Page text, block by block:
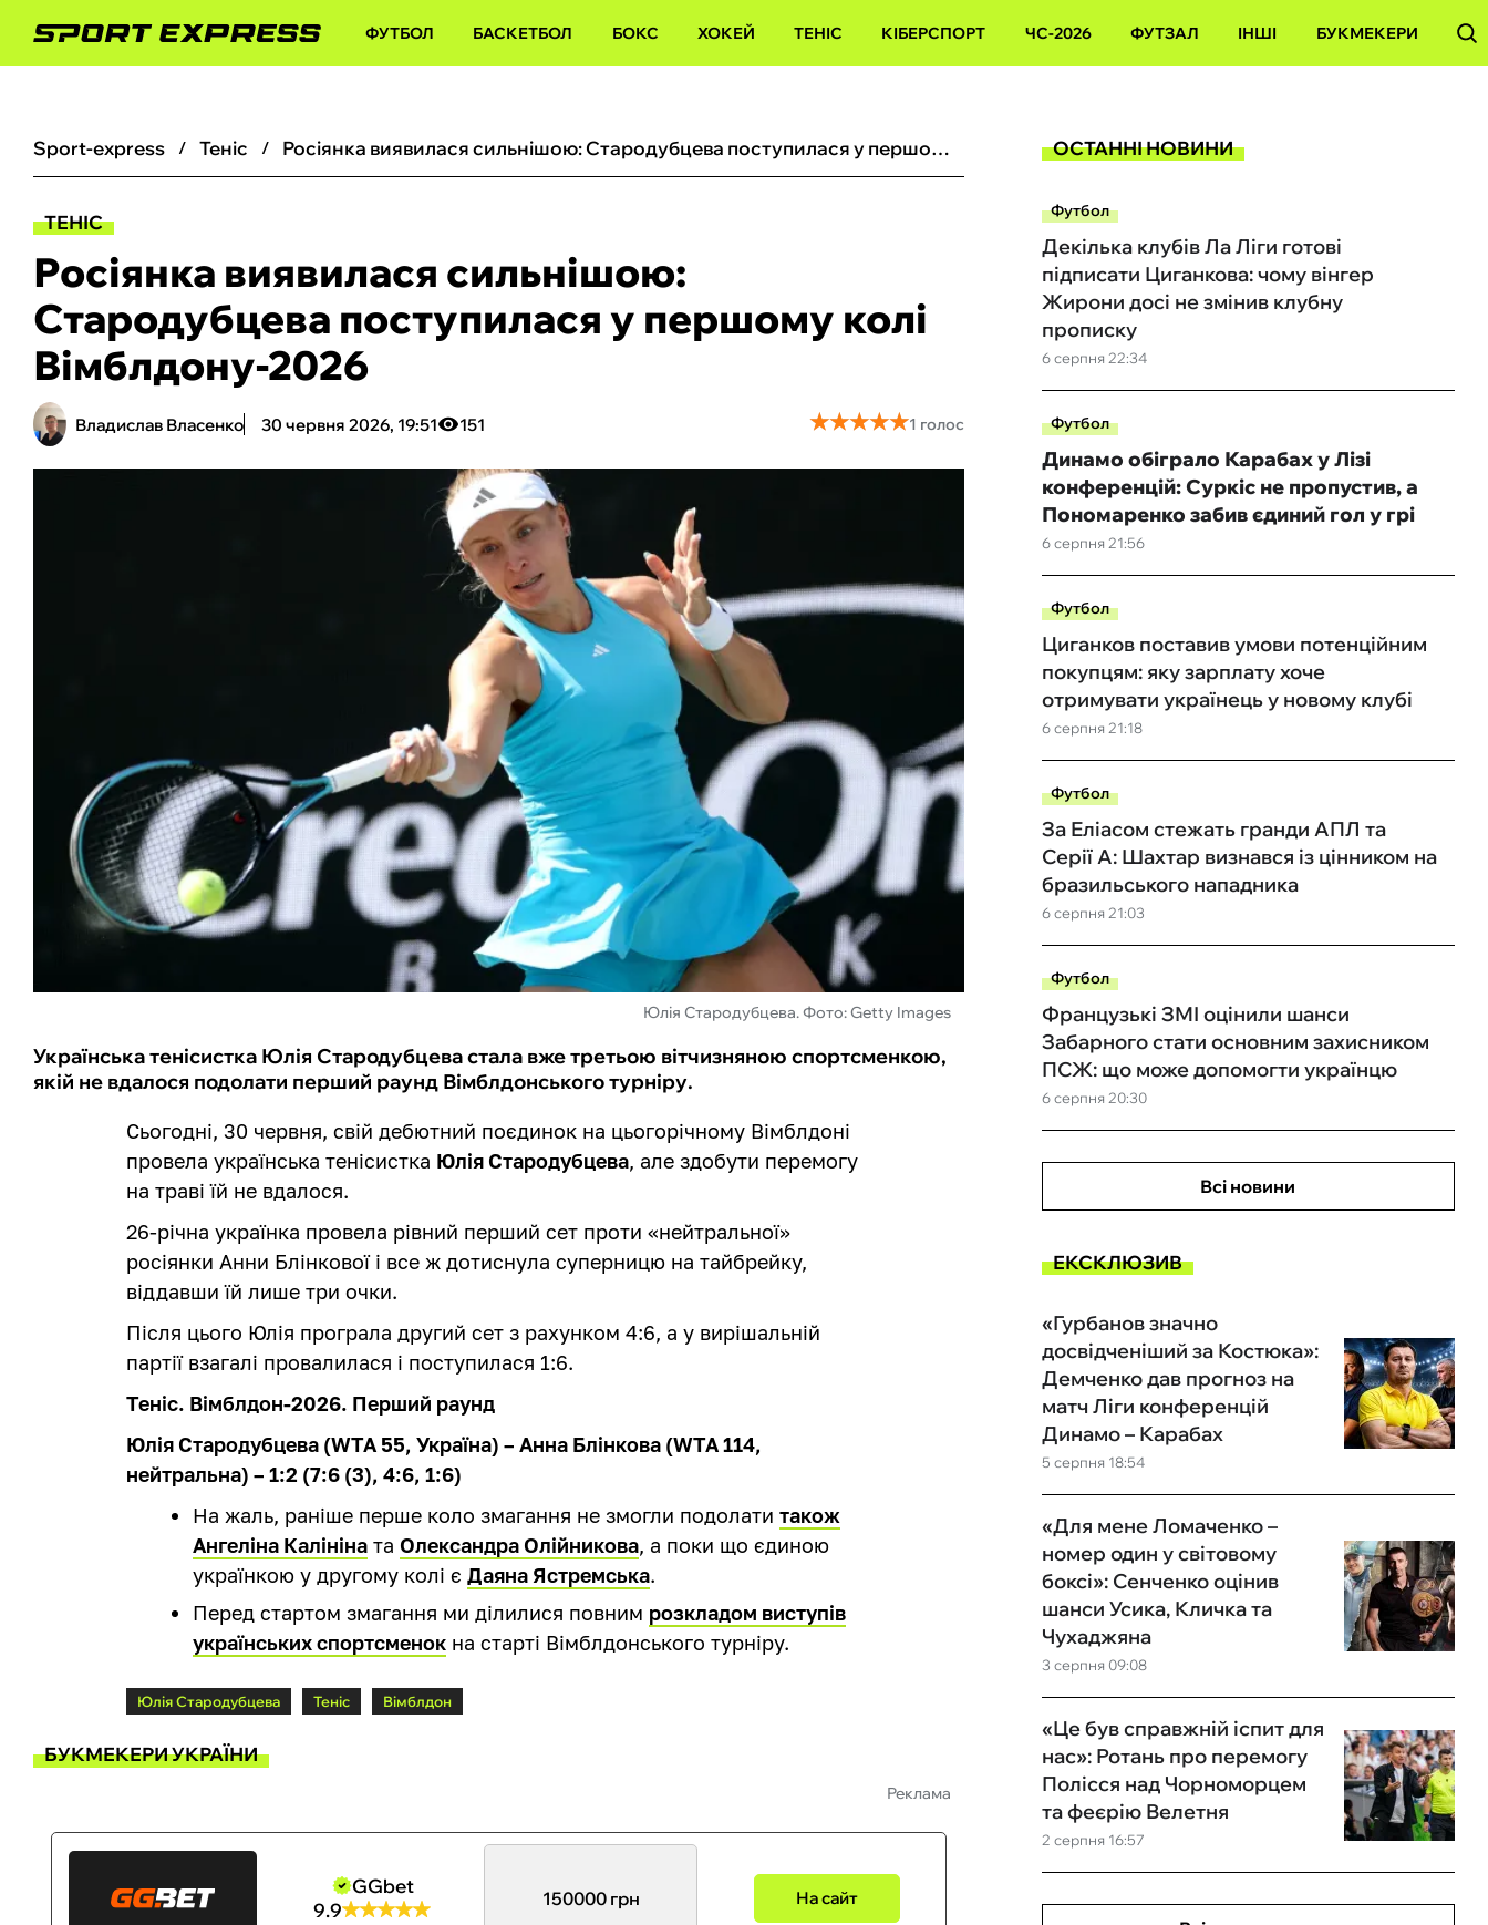
ФУТБОЛ БАСКЕТБОЛ БОКС ХОКЕЙ ТЕНІС КІБЕРСПОРТ ЧС-2026 ФУТЗАЛ ІНШІ БУКМЕКЕРИ
sport-express теніс Росіянка виявилася сильнішою: Стародубцева поступилася у першому колі Вімблдону-2026
ТЕНІС
Росіянка виявилася сильнішою:
Стародубцева поступилася у першому колі
Вімблдону-2026
Владислав Власенко 30 червня 2026, 19:51 151 ★★★★★
★★★★★1 голос
Юлія Стародубцева. Фото: Getty Images
Українська тенісистка Юлія Стародубцева стала вже третьою вітчизняною спортсменкою,
якій не вдалося подолати перший раунд Вімблдонського турніру.
Сьогодні, 30 червня, свій дебютний поєдинок на цьогорічному Вімблдоні
провела українська тенісистка Юлія Стародубцева, але здобути перемогу
на траві їй не вдалося.
26-річна українка провела рівний перший сет проти «нейтральної»
росіянки Анни Блінкової і все ж дотиснула суперницю на тайбрейку,
віддавши їй лише три очки.
Після цього Юлія програла другий сет з рахунком 4:6, а у вирішальній
партії взагалі провалилася і поступилася 1:6.
Теніс. Вімблдон-2026. Перший раунд
Юлія Стародубцева (WTA 55, Україна) – Анна Блінкова (WTA 114,
нейтральна) – 1:2 (7:6 (3), 4:6, 1:6)
На жаль, раніше перше коло змагання не змогли подолатитакож
Ангеліна Калініна та Олександра Олійникова, а поки що єдиною
українкою у другому колі єДаяна Ястремська.
Перед стартом змагання ми ділилися повним розкладом виступів
українських спортсменок на старті Вімблдонського турніру.
Юлія Стародубцева Теніс Вімблдон
БУКМЕКЕРИ УКРАЇНИ
Реклама
GGbet
9.9
150000 грн На сайт
ОСТАННІ НОВИНИ
Футбол
6 серпня 22:34
Декілька клубів Ла Ліги готові
підписати Циганкова: чому вінгер
Жирони досі не змінив клубну
прописку
Футбол
6 серпня 21:56
Динамо обіграло Карабах у Лізі
конференцій: Суркіс не пропустив, а
Пономаренко забив єдиний гол у грі
Футбол
6 серпня 21:18
Циганков поставив умови потенційним
покупцям: яку зарплату хоче
отримувати українець у новому клубі
Футбол
6 серпня 21:03
За Еліасом стежать гранди АПЛ та
Серії А: Шахтар визнався із цінником на
бразильського нападника
Футбол
6 серпня 20:30
Французькі ЗМІ оцінили шанси
Забарного стати основним захисником
ПСЖ: що може допомогти українцю
Всі новини
ЕКСКЛЮЗИВ
5 серпня 18:54
«Гурбанов значно
досвідченіший за Костюка»:
Демченко дав прогноз на
матч Ліги конференцій
Динамо – Карабах
3 серпня 09:08
«Для мене Ломаченко –
номер один у світовому
боксі»: Сенченко оцінив
шанси Усика, Кличка та
Чухаджяна
2 серпня 16:57
«Це був справжній іспит для
нас»: Ротань про перемогу
Полісся над Чорноморцем
та феєрію Велетня